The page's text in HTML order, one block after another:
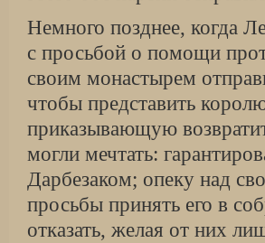
Немного позднее, когда
с просьбой о помощи
своим монастырем
чтобы представить
приказывающую
могли мечтать:
Дарбезаком; опеку над
просьбы принять его в
отказать, желая от них